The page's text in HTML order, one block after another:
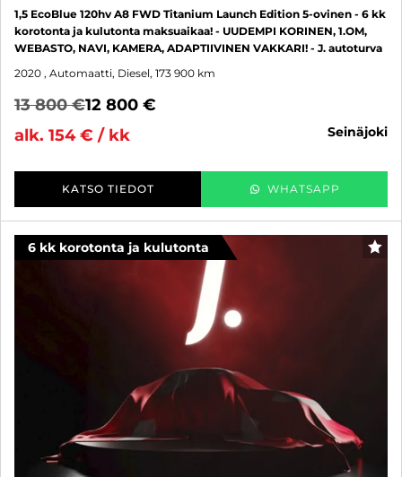
1,5 EcoBlue 120hv A8 FWD Titanium Launch Edition 5-ovinen - 6 kk
korotonta ja kulutonta maksuaikaa! - UUDEMPI KORINEN, 1.OM,
WEBASTO, NAVI, KAMERA, ADAPTIIVINEN VAKKARI! - J. autoturva
2020 , Automaatti, Diesel, 173 900 km
13 800 €12 800 €
alk. 154 € / kk
seinäjoki
KATSO TIEDOT WHATSAPP
6 kk korotonta ja kulutonta